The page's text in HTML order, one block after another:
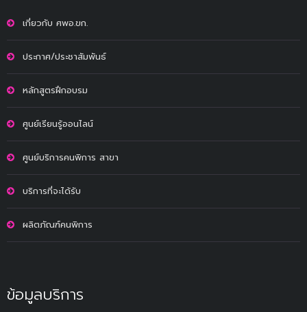
เกี่ยวกับ ศพอ.ขก.
ประกาศ/ประชาสัมพันธ์
หลักสูตรฝึกอบรม
ศูนย์เรียนรู้ออนไลน์
ศูนย์บริการคนพิการ สาขา
บริการที่จะได้รับ
ผลิตภัณฑ์คนพิการ
ข้อมูลบริการ